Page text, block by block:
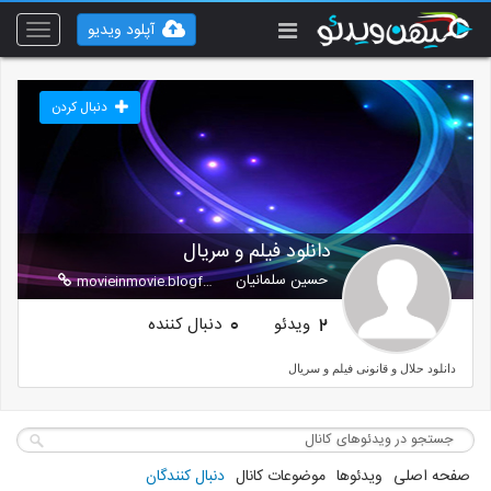
Toggle
آپلود ویدیو
دانلود فیلم و سریال
حسین سلمانیان movieinmovie.blogfa.com
دنبال کردن
2 ویدئو 0 دنبال کننده
دانلود حلال و قانونی فیلم و سریال
صفحه اصلی ویدئوها موضوعات کانال دنبال کنندگان